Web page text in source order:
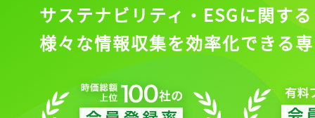
サステナビリティ・ESGに関する
様々な情報収集を効率化できる